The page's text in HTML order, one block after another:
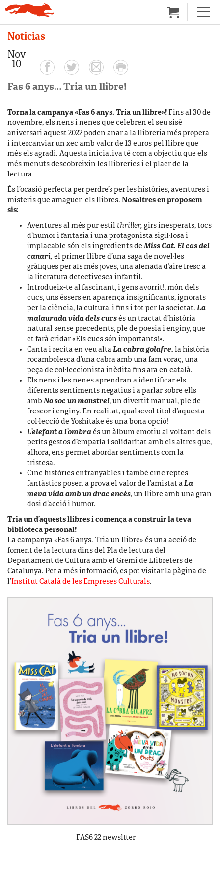
Noticias
Nov
10
Fas 6 anys… Tria un llibre!
Torna la campanya«Fas 6 anys. Tria un llibre»!Fins al 30 de
novembre, els nens i nenes que celebren el seu sisè
aniversari aquest 2022 poden anar a la llibreria més propera
i intercanviar un xec amb valor de 13 euros pel llibre que
més els agradi. Aquesta iniciativa té com a objectiu que els
més menuts descobreixin les llibreries i el plaer de la
lectura.
És l’ocasió perfecta per perdre’s per les històries, aventures i
misteris que amaguen els llibres. Nosaltres en proposem
sis:
Aventures al més pur estil thriller, girs inesperats, tocs
d’humor i fantasia i una protagonista sigil·losa i
implacable són els ingredients de Miss Cat. El cas del
canari, el primer llibre d’una saga de novel·les
gràfiques per als més joves, una alenada d’aire fresc a
la literatura detectivesca infantil.
Introdueix-te al fascinant, i gens avorrit!, món dels
cucs, uns éssers en aparença insignificants, ignorats
per la ciència, la cultura, i fins i tot per la societat. La
malaurada vida dels cucsés un tractat d’història
natural sense precedents, ple de poesia i enginy, que
et farà cridar «Els cucs són importants!».
Canta i recita en veu altaLa cabra golafre, la història
rocambolesca d’una cabra amb una fam voraç, una
peça de col·leccionista inèdita fins ara en català.
Els nens i les nenes aprendran a identificar els
diferents sentiments negatius i a parlar sobre ells
amb No soc un monstre!, un divertit manual, ple de
frescor i enginy. En realitat, qualsevol títol d’aquesta
col·lecció de Yoshitake és una bona opció!
L’elefant a l’ombraés un àlbum emotiu al voltant dels
petits gestos d’empatia i solidaritat amb els altres que,
alhora, ens permet abordar sentiments com la
tristesa.
Cinc històries entranyables i també cinc reptes
fantàstics posen a prova el valor de l’amistat aLa
meva vida amb un drac encès, un llibre amb una gran
dosi d’acció i humor.
Tria un d’aquests llibres i comença a construir la teva
biblioteca personal!
La campanya «Fas 6 anys. Tria un llibre» és una acció de
foment de la lectura dins del Pla de lectura del
Departament de Cultura amb el Gremi de Llibreters de
Catalunya. Per a més informació, es pot visitar la pàgina de
l’Institut Català de les Empreses Culturals.
FAS6 22 newsltter